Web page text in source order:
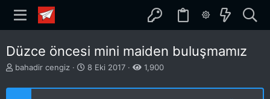
Düzce öncesi mini maiden buluşmamız
K
n
bahadir cengiz
B
ş
8 Eki 2017 1,900